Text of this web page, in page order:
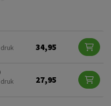
druk
34,95
druk
27,95